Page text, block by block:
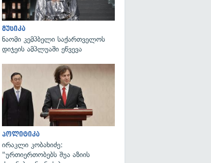
გადახედვა
მუსიკა
ნაომი კემპბელი საქართველოს
დიჯეის ამპლუაში ეწვევა
პოლიტიკა
ირაკლი კობახიძე:
"ურთიერთობებს შუა აზიის